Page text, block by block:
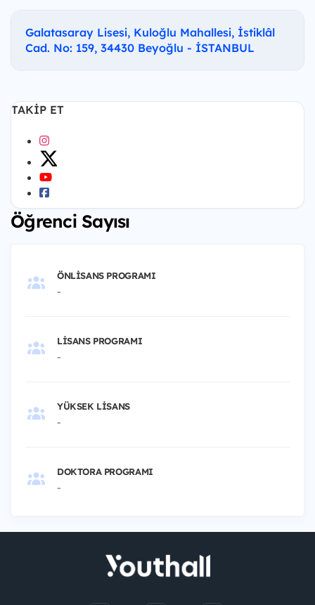
Galatasaray Lisesi, Kuloğlu Mahallesi, İstiklâl
Cad. No: 159, 34430 Beyoğlu - İSTANBUL
TAKIP ET
Öğrenci Sayısı
ÖNLISANS PROGRAMI
-
LISANS PROGRAMI
-
YÜKSEK LISANS
-
DOKTORA PROGRAMI
-